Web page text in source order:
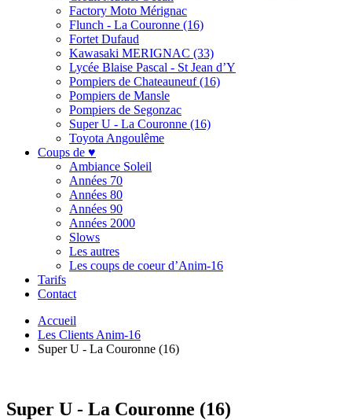
Factory Moto Mérignac
Flunch - La Couronne (16)
Fortet Dufaud
Kawasaki MERIGNAC (33)
Lycée Blaise Pascal - St Jean d’Y
Pompiers de Chateauneuf (16)
Pompiers de Mansle
Pompiers de Segonzac
Super U - La Couronne (16)
Toyota Angoulême
Coups de ♥
Ambiance Soleil
Années 70
Années 80
Années 90
Années 2000
Slows
Les autres
Les coups de coeur d’Anim-16
Tarifs
Contact
Accueil
Les Clients Anim-16
Super U - La Couronne (16)
Super U - La Couronne (16)